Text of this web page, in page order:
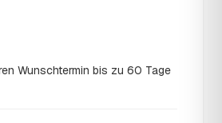
Wunschtermin bis zu 60 Tage